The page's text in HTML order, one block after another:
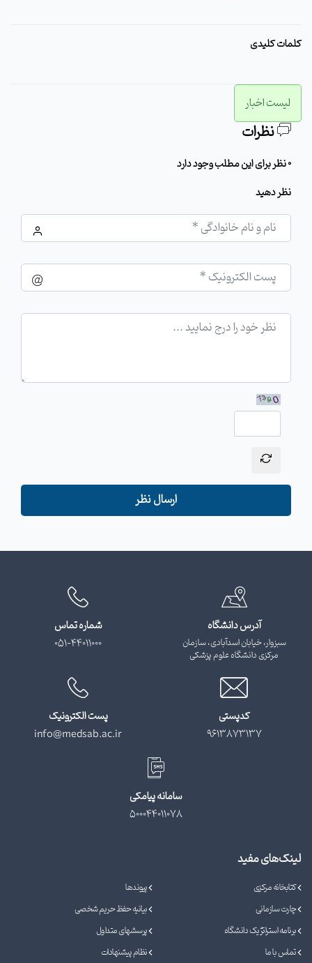
کلمات کلیدی
لیست اخبار
نظرات
0 نظر برای این مطلب وجود دارد
نظر دهید
ارسال نظر
آدرس دانشگاه
سبزوار، خیابان اسدآبادی، سازمان
مرکزی دانشگاه علوم پزشکی
شماره تماس
051-44011000
کدپستی
9613873137
پست الکترونیک
info@medsab.ac.ir
سامانه پیامکی
500044011078
لینک‌های مفید
کتابخانه مرکزی
پیوندها
چارت سازمانی
بیانیه حفظ حریم شخصی
برنامه استراتژیک دانشگاه
پرسشهای متداول
تماس با ما
نظام پیشنهادات